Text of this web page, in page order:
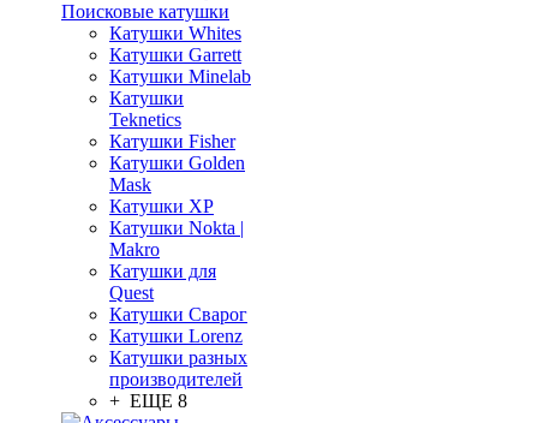
Поисковые катушки
Катушки Whites
Катушки Garrett
Катушки Minelab
Катушки
Teknetics
Катушки Fisher
Катушки Golden
Mask
Катушки XP
Катушки Nokta |
Makro
Катушки для
Quest
Катушки Сварог
Катушки Lorenz
Катушки разных
производителей
+ ЕЩЕ 8